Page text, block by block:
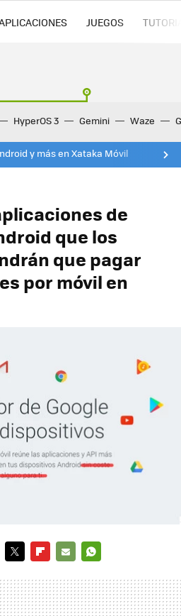
JUEGOS
HyperOS 3 Gemini Waze
y más en Xataka Móvil
de
que los
que pagar
por móvil en
MAIL